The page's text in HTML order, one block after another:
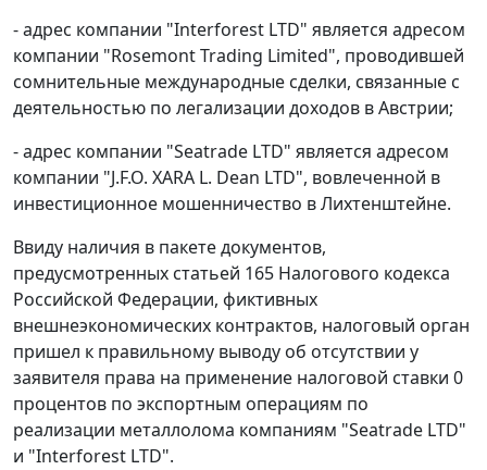
- адрес компании "Interforest LTD" является адресом
компании "Rosemont Trading Limited", проводившей
сомнительные международные сделки, связанные с
деятельностью по легализации доходов в Австрии;
- адрес компании "Seatrade LTD" является адресом
компании "J.F.O. XARA L. Dean LTD", вовлеченной в
инвестиционное мошенничество в Лихтенштейне.
Ввиду наличия в пакете документов,
предусмотренных статьей 165 Налогового кодекса
Российской Федерации, фиктивных
внешнеэкономических контрактов, налоговый орган
пришел к правильному выводу об отсутствии у
заявителя права на применение налоговой ставки 0
процентов по экспортным операциям по
реализации металлолома компаниям "Seatrade LTD"
и "Interforest LTD".